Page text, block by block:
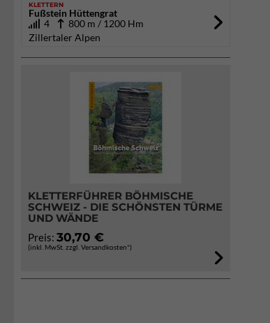
KLETTERN
Fußstein Hüttengrat
4
800 m / 1200 Hm
Zillertaler Alpen
KLETTERFÜHRER BÖHMISCHE
SCHWEIZ - DIE SCHÖNSTEN TÜRME
UND WÄNDE
Preis: 30,70 €
(inkl. MwSt. zzgl. Versandkosten*)